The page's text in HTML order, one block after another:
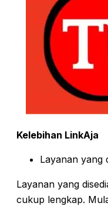
Kelebihan LinkAja
Layanan yang
Layanan yang
cukup lengkap.